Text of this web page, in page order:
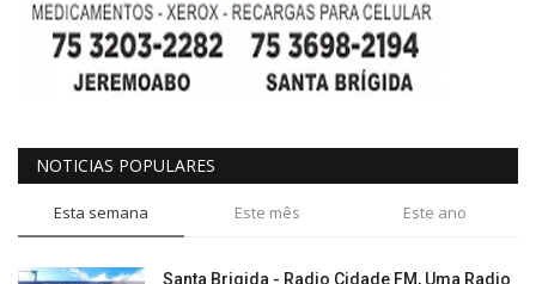
NOTICIAS POPULARES
Esta semana Este mês Este ano
Santa Brigida - Radio Cidade FM, Uma Radio